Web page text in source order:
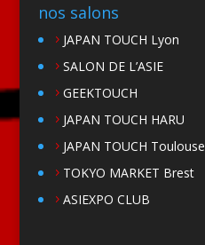
nos salons
JAPAN TOUCH Lyon
SALON DE L’ASIE
GEEKTOUCH
JAPAN TOUCH HARU
JAPAN TOUCH Toulouse
TOKYO MARKET Brest
ASIEXPO CLUB